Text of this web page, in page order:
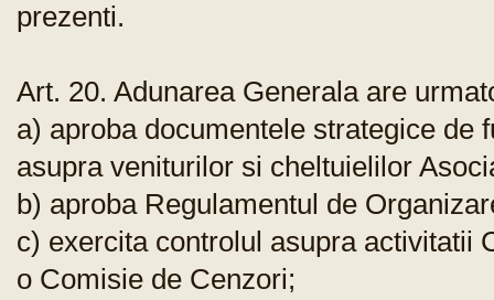
prezenti.
Art. 20. Adunarea Generala are
a) aproba documentele strategice de
asupra veniturilor si cheltuielilor
b) aproba Regulamentul de
c) exercita controlul asupra activitatii
o Comisie de Cenzori;